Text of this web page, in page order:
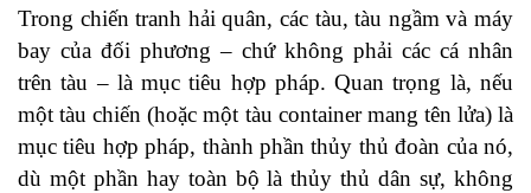
Trong chiến tranh hải quân, các tàu, tàu ngầm và máy
bay của đối phương – chứ không phải các cá nhân
trên tàu – là mục tiêu hợp pháp. Quan trọng là, nếu
một tàu chiến (hoặc một tàu container mang tên lửa) là
mục tiêu hợp pháp, thành phần thủy thủ đoàn của nó,
dù một phần hay toàn bộ là thủy thủ dân sự, không